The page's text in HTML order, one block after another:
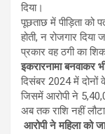
दिया।
पूछताछ में पीड़िता को
होती, न रोजगार
प्रकार वह ठगी का
इकरारनामा बनवाकर
दिसंबर 2024 में
जिसमें आरोपी ने
अब तक राशि नहीं
आरोपी ने महिला को